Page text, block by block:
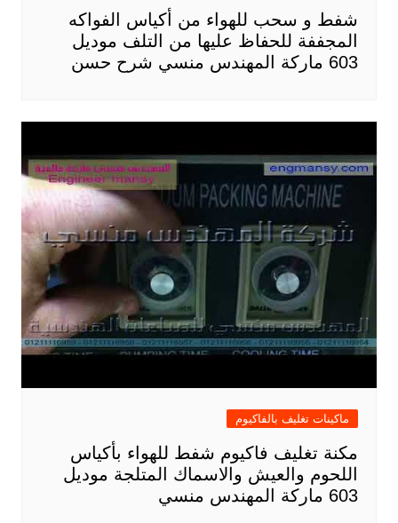
شفط و سحب للهواء من أكياس الفواكه
المجففة للحفاظ عليها من التلف موديل
603 ماركة المهندس منسي شرح حسن
ماكينات تغليف بالفاكيوم
مكنة تغليف فاكيوم شفط للهواء بأكياس
اللحوم والعيش والاسماك المتلجة موديل
603 ماركة المهندس منسي